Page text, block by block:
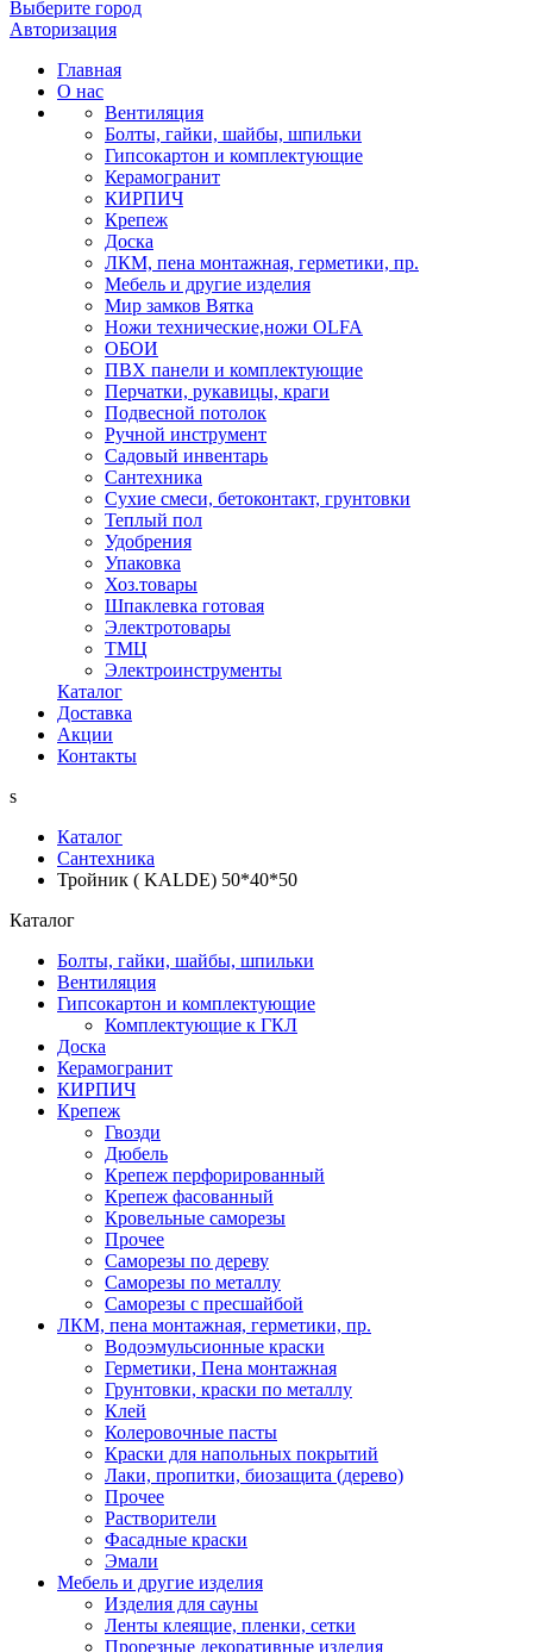
Выберите город
Авторизация
Главная
О нас
Вентиляция
Болты, гайки, шайбы, шпильки
Гипсокартон и комплектующие
Керамогранит
КИРПИЧ
Крепеж
Доска
ЛКМ, пена монтажная, герметики, пр.
Мебель и другие изделия
Мир замков Вятка
Ножи технические,ножи OLFA
ОБОИ
ПВХ панели и комплектующие
Перчатки, рукавицы, краги
Подвесной потолок
Ручной инструмент
Садовый инвентарь
Сантехника
Сухие смеси, бетоконтакт, грунтовки
Теплый пол
Удобрения
Упаковка
Хоз.товары
Шпаклевка готовая
Электротовары
ТМЦ
Электроинструменты
Каталог
Доставка
Акции
Контакты
s
Каталог
Сантехника
Тройник ( KALDE) 50*40*50
Каталог
Болты, гайки, шайбы, шпильки
Вентиляция
Гипсокартон и комплектующие
Комплектующие к ГКЛ
Доска
Керамогранит
КИРПИЧ
Крепеж
Гвозди
Дюбель
Крепеж перфорированный
Крепеж фасованный
Кровельные саморезы
Прочее
Саморезы по дереву
Саморезы по металлу
Саморезы с пресшайбой
ЛКМ, пена монтажная, герметики, пр.
Водоэмульсионные краски
Герметики, Пена монтажная
Грунтовки, краски по металлу
Клей
Колеровочные пасты
Краски для напольных покрытий
Лаки, пропитки, биозащита (дерево)
Прочее
Растворители
Фасадные краски
Эмали
Мебель и другие изделия
Изделия для сауны
Ленты клеящие, пленки, сетки
Прорезные декоративные изделия